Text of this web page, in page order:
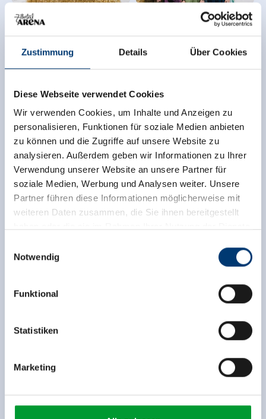
Zustimmung Details Über Cookies
Diese Webseite verwendet Cookies
Wir verwenden Cookies, um Inhalte und Anzeigen zu
personalisieren, Funktionen für soziale Medien anbieten
zu können und die Zugriffe auf unsere Website zu
analysieren. Außerdem geben wir Informationen zu Ihrer
Verwendung unserer Website an unsere Partner für
soziale Medien, Werbung und Analysen weiter. Unsere
Partner führen diese Informationen möglicherweise mit
weiteren Daten zusammen, die Sie ihnen bereitgestellt
Rohr 23// A-6280 Zell am Ziller
www.zillertalarena.com
Notwendig
Funktional
Statistiken
Marketing
Download
Download Download
Download
1 2 13